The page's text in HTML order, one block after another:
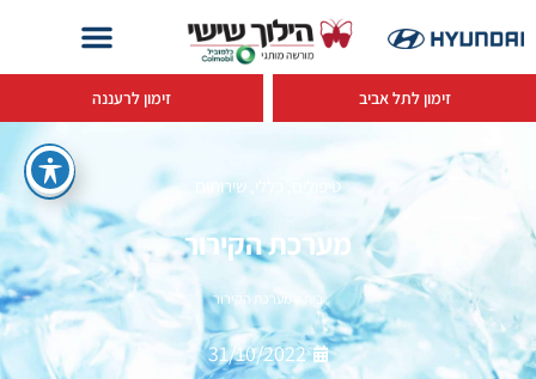
זימון לתל אביב זימון לרעננה
טיפולים שירותים
מערכת הקירור
בית מערכת הקירור
31/10/2022